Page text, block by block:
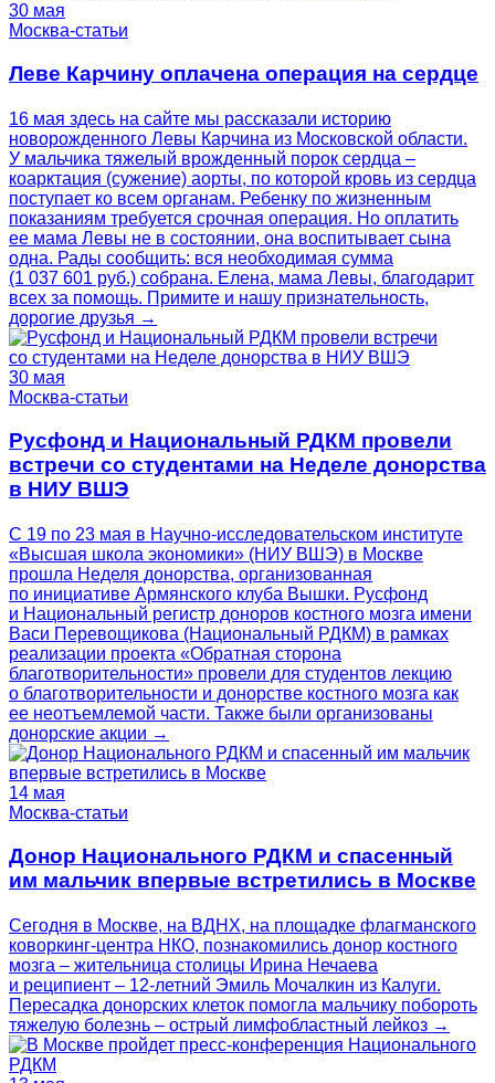
30 мая
Москва-статьи
Леве Карчину оплачена операция на сердце
16 мая здесь на сайте мы рассказали историю
новорожденного Левы Карчина из Московской области.
У мальчика тяжелый врожденный порок сердца –
коарктация (сужение) аорты, по которой кровь из сердца
поступает ко всем органам. Ребенку по жизненным
показаниям требуется срочная операция. Но оплатить
ее мама Левы не в состоянии, она воспитывает сына
одна. Рады сообщить: вся необходимая сумма
(1 037 601 руб.) собрана. Елена, мама Левы, благодарит
всех за помощь. Примите и нашу признательность,
дорогие друзья →
30 мая
Москва-статьи
Русфонд и Национальный РДКМ провели
встречи со студентами на Неделе донорства
в НИУ ВШЭ
С 19 по 23 мая в Научно-исследовательском институте
«Высшая школа экономики» (НИУ ВШЭ) в Москве
прошла Неделя донорства, организованная
по инициативе Армянского клуба Вышки. Русфонд
и Национальный регистр доноров костного мозга имени
Васи Перевощикова (Национальный РДКМ) в рамках
реализации проекта «Обратная сторона
благотворительности» провели для студентов лекцию
о благотворительности и донорстве костного мозга как
ее неотъемлемой части. Также были организованы
донорские акции →
14 мая
Москва-статьи
Донор Национального РДКМ и спасенный
им мальчик впервые встретились в Москве
Сегодня в Москве, на ВДНХ, на площадке флагманского
коворкинг‑центра НКО, познакомились донор костного
мозга – жительница столицы Ирина Нечаева
и реципиент – 12‑летний Эмиль Мочалкин из Калуги.
Пересадка донорских клеток помогла мальчику побороть
тяжелую болезнь – острый лимфобластный лейкоз →